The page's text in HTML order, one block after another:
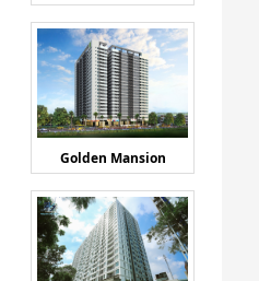
Golden Mansion